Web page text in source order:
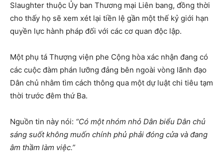
Slaughter thuộc Ủy ban Thương mại Liên bang, đồng thời
cho thấy họ sẽ xem xét lại tiền lệ gần một thế kỷ giới hạn
quyền lực hành pháp đối với các cơ quan độc lập.
Một phụ tá Thượng viện phe Cộng hòa xác nhận đang có
các cuộc đàm phán lưỡng đảng bên ngoài vòng lãnh đạo
Dân chủ nhằm tìm cách thông qua một dự luật chi tiêu tạm
thời trước đêm thứ Ba.
Nguồn tin này nói: “Có một nhóm nhỏ Dân biểu Dân chủ
sáng suốt không muốn chính phủ phải đóng cửa và đang
âm thầm làm việc.”